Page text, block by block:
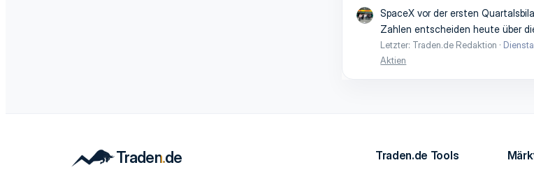
SpaceX vor der ersten
Zahlen entscheiden heute über
Letzter: Traden.de Redaktion
Aktien
Traden.de Tools